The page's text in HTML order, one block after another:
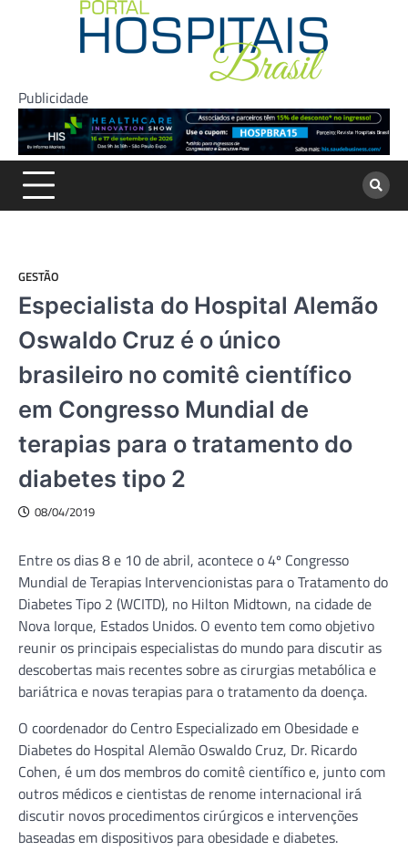
Publicidade
GESTÃO
Especialista do Hospital Alemão
Oswaldo Cruz é o único
brasileiro no comitê científico
em Congresso Mundial de
terapias para o tratamento do
diabetes tipo 2
08/04/2019
Entre os dias 8 e 10 de abril, acontece o 4º Congresso
Mundial de Terapias Intervencionistas para o Tratamento do
Diabetes Tipo 2 (WCITD), no Hilton Midtown, na cidade de
Nova Iorque, Estados Unidos. O evento tem como objetivo
reunir os principais especialistas do mundo para discutir as
descobertas mais recentes sobre as cirurgias metabólica e
bariátrica e novas terapias para o tratamento da doença.
O coordenador do Centro Especializado em Obesidade e
Diabetes do Hospital Alemão Oswaldo Cruz, Dr. Ricardo
Cohen, é um dos membros do comitê científico e, junto com
outros médicos e cientistas de renome internacional irá
discutir novos procedimentos cirúrgicos e intervenções
baseadas em dispositivos para obesidade e diabetes.